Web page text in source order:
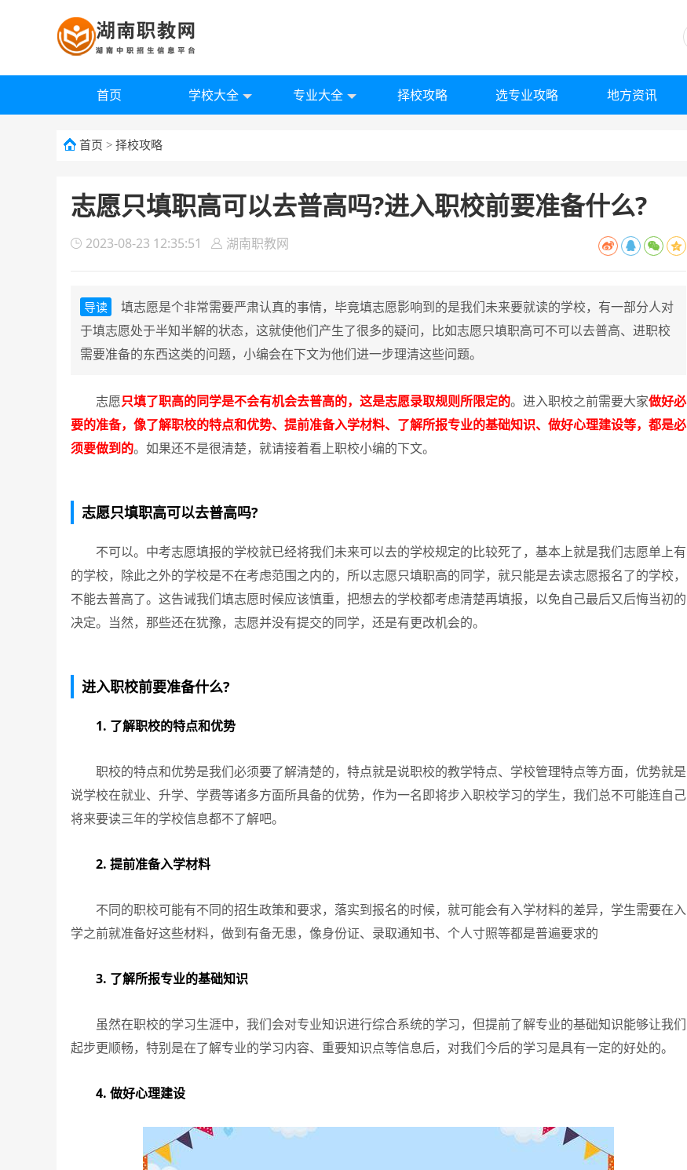
首页 学校大全 专业大全 择校攻略 选专业攻略 地方资讯
首页 > 择校攻略
志愿只填职高可以去普高吗?进入职校前要准备什么?
2023-08-23 12:35:51 湖南职教网
导读
填志愿是个非常需要严肃认真的事情，毕竟填志愿影响到的是我们未来要就读的学校，有一部分人对
于填志愿处于半知半解的状态，这就使他们产生了很多的疑问，比如志愿只填职高可不可以去普高、进职校
需要准备的东西这类的问题，小编会在下文为他们进一步理清这些问题。
志愿只填了职高的同学是不会有机会去普高的，这是志愿录取规则所限定的。进入职校之前需要大家做好必
要的准备，像了解职校的特点和优势、提前准备入学材料、了解所报专业的基础知识、做好心理建设等，都是必
须要做到的。如果还不是很清楚，就请接着看上职校小编的下文。
志愿只填职高可以去普高吗?
不可以。中考志愿填报的学校就已经将我们未来可以去的学校规定的比较死了，基本上就是我们志愿单上有
的学校，除此之外的学校是不在考虑范围之内的，所以志愿只填职高的同学，就只能是去读志愿报名了的学校，
不能去普高了。这告诫我们填志愿时候应该慎重，把想去的学校都考虑清楚再填报，以免自己最后又后悔当初的
决定。当然，那些还在犹豫，志愿并没有提交的同学，还是有更改机会的。
进入职校前要准备什么?
1. 了解职校的特点和优势
职校的特点和优势是我们必须要了解清楚的，特点就是说职校的教学特点、学校管理特点等方面，优势就是
说学校在就业、升学、学费等诸多方面所具备的优势，作为一名即将步入职校学习的学生，我们总不可能连自己
将来要读三年的学校信息都不了解吧。
2. 提前准备入学材料
不同的职校可能有不同的招生政策和要求，落实到报名的时候，就可能会有入学材料的差异，学生需要在入
学之前就准备好这些材料，做到有备无患，像身份证、录取通知书、个人寸照等都是普遍要求的
3. 了解所报专业的基础知识
虽然在职校的学习生涯中，我们会对专业知识进行综合系统的学习，但提前了解专业的基础知识能够让我们
起步更顺畅，特别是在了解专业的学习内容、重要知识点等信息后，对我们今后的学习是具有一定的好处的。
4. 做好心理建设